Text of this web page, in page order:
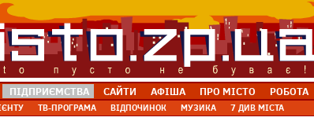
ПІДПРИЄМСТВА САЙТИ АФІША ПРО МІСТО РОБОТА
ТВ-ПРОГРАМА ВІДПОЧИНОК МУЗИКА 7 ДИВ МІСТА